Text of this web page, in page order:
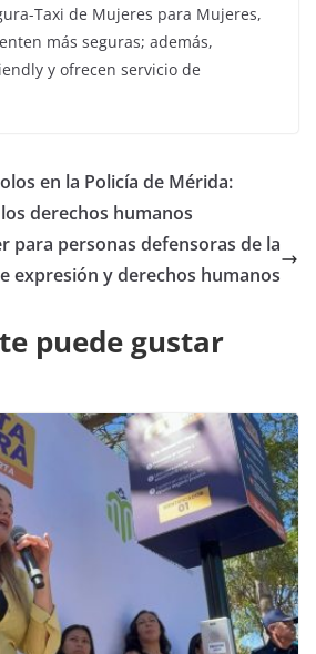
Taxi de Mujeres para Mujeres,
más seguras; además,
y ofrecen servicio de
en la Policía de Mérida:
derechos humanos
para personas defensoras de la
expresión y derechos humanos
puede gustar